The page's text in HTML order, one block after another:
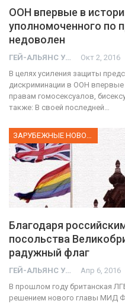
ООН впервые в
уполномоченного по
недоволен
ГЕЙ-АЛЬЯНС УКРАИНА Окт 2, 2016
В целях усиления защиты
дискриминации в ООН
правам гомосексуалов,
также: В своей последней…
Благодаря
посольства
радужный флаг
ГЕЙ-АЛЬЯНС УКРАИНА Апр 6, 2016
В прошлом году британская
решением нового главы МИД